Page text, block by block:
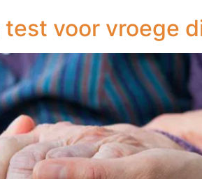
voor vroege